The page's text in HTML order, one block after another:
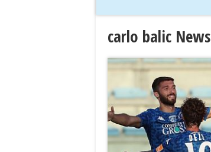
carlo balic News